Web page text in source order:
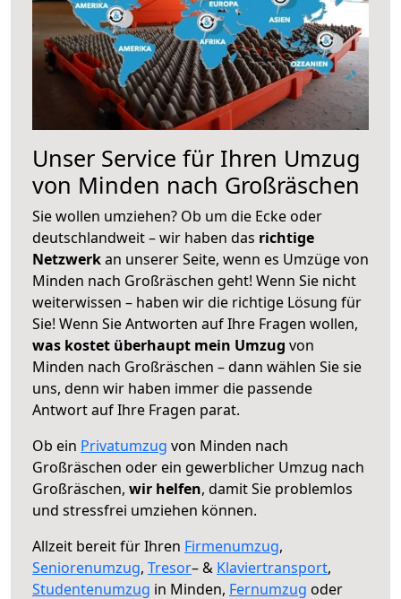
Unser Service für Ihren Umzug
von Minden nach Großräschen
Sie wollen umziehen? Ob um die Ecke oder
deutschlandweit – wir haben das richtige
Netzwerkan unserer Seite, wenn es Umzüge von
Minden nach Großräschen geht! Wenn Sie nicht
weiterwissen – haben wir die richtige Lösung für
Sie! Wenn Sie Antworten auf Ihre Fragen wollen,
was kostet überhaupt mein Umzug von
Minden nach Großräschen – dann wählen Sie sie
uns, denn wir haben immer die passende
Antwort auf Ihre Fragen parat.
Ob ein Privatumzug von Minden nach
Großräschen oder ein gewerblicher Umzug nach
Großräschen, wir helfen, damit Sie problemlos
und stressfrei umziehen können.
Allzeit bereit für Ihren Firmenumzug,
Seniorenumzug, Tresor– & Klaviertransport,
Studentenumzug in Minden, Fernumzug oder